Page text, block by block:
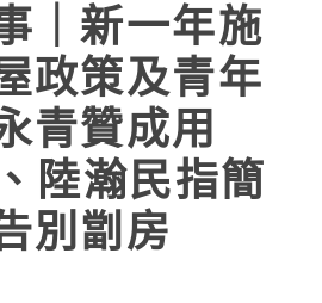
｜新一年施
政策及青年
青贊成用
陸瀚民指簡
別劏房